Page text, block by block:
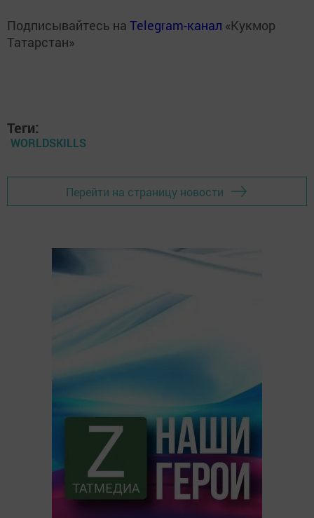
Подписывайтесь на Telegram-канал «Кукмор
Татарстан»
Теги:
WORLDSKILLS
Перейти на страницу новости